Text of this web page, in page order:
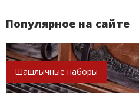
Популярное на сайте
Шашлычные наборы